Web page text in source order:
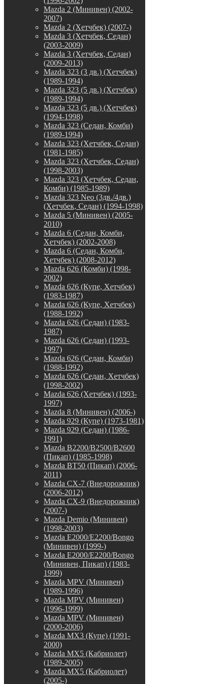
Mazda 2 (Минивен) (2002-
2007)
Mazda 2 (Хетчбек) (2007-)
Mazda 3 (Хетчбек, Седан)
(2003-2009)
Mazda 3 (Хетчбек, Седан)
(2009-2013)
Mazda 323 (3 дв.) (Хетчбек)
(1989-1994)
Mazda 323 (5 дв.) (Хетчбек)
(1989-1994)
Mazda 323 (5 дв.) (Хетчбек)
(1994-1998)
Mazda 323 (Седан, Комби)
(1989-1994)
Mazda 323 (Хетчбек, Седан)
(1981-1985)
Mazda 323 (Хетчбек, Седан)
(1998-2003)
Mazda 323 (Хетчбек, Седан,
Комби) (1985-1989)
Mazda 323 Neo (3дв./4дв.)
(Хетчбек, Седан) (1994-1998)
Mazda 5 (Минивен) (2005-
2010)
Mazda 6 (Седан, Комби,
Хетчбек) (2002-2008)
Mazda 6 (Седан, Комби,
Хетчбек) (2008-2012)
Mazda 626 (Комби) (1998-
2002)
Mazda 626 (Купе, Хетчбек)
(1983-1987)
Mazda 626 (Купе, Хетчбек)
(1988-1992)
Mazda 626 (Седан) (1983-
1987)
Mazda 626 (Седан) (1993-
1997)
Mazda 626 (Седан, Комби)
(1988-1992)
Mazda 626 (Седан, Хетчбек)
(1998-2002)
Mazda 626 (Хетчбек) (1993-
1997)
Mazda 8 (Минивен) (2006-)
Mazda 929 (Купе) (1973-1981)
Mazda 929 (Седан) (1986-
1991)
Mazda B2200/B2500/B2600
(Пикап) (1985-1998)
Mazda BT50 (Пикап) (2006-
2011)
Mazda CX-7 (Внедорожник)
(2006-2012)
Mazda CX-9 (Внедорожник)
(2007-)
Mazda Demio (Минивен)
(1998-2003)
Mazda E2000/E2200/Bongo
(Минивен) (1999-)
Mazda E2000/E2200/Bongo
(Минивен, Пикап) (1983-
1999)
Mazda MPV (Минивен)
(1989-1996)
Mazda MPV (Минивен)
(1996-1999)
Mazda MPV (Минивен)
(2000-2006)
Mazda MX3 (Купе) (1991-
2000)
Mazda MX5 (Кабриолет)
(1989-2005)
Mazda MX5 (Кабриолет)
(2005-)